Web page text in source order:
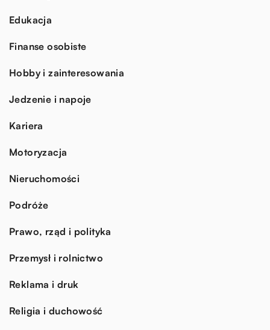
Edukacja
Finanse osobiste
Hobby i zainteresowania
Jedzenie i napoje
Kariera
Motoryzacja
Nieruchomości
Podróże
Prawo, rząd i polityka
Przemysł i rolnictwo
Reklama i druk
Religia i duchowość